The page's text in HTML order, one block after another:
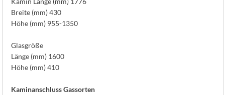
Breite (mm) 430
Höhe (mm) 955-1350
Glasgröße
Länge (mm) 1600
Höhe (mm) 410
Kaminanschluss Gassorten